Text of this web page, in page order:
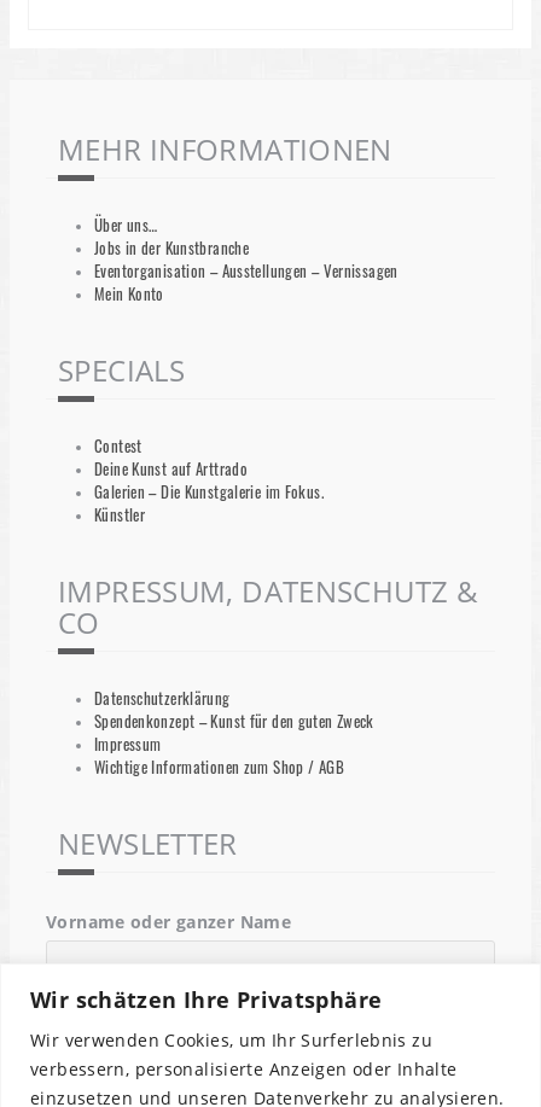
Wir schätzen Ihre Privatsphäre
Wir verwenden Cookies, um Ihr Surferlebnis zu
verbessern, personalisierte Anzeigen oder Inhalte
einzusetzen und unseren Datenverkehr zu analysieren.
MEHR INFORMATIONEN
Über uns…
Jobs in der Kunstbranche
Eventorganisation – Ausstellungen – Vernissagen
Mein Konto
SPECIALS
Contest
Deine Kunst auf Arttrado
Galerien – Die Kunstgalerie im Fokus.
Künstler
IMPRESSUM, DATENSCHUTZ &
CO
Datenschutzerklärung
Spendenkonzept – Kunst für den guten Zweck
Impressum
Wichtige Informationen zum Shop / AGB
NEWSLETTER
Vorname oder ganzer Name
Email